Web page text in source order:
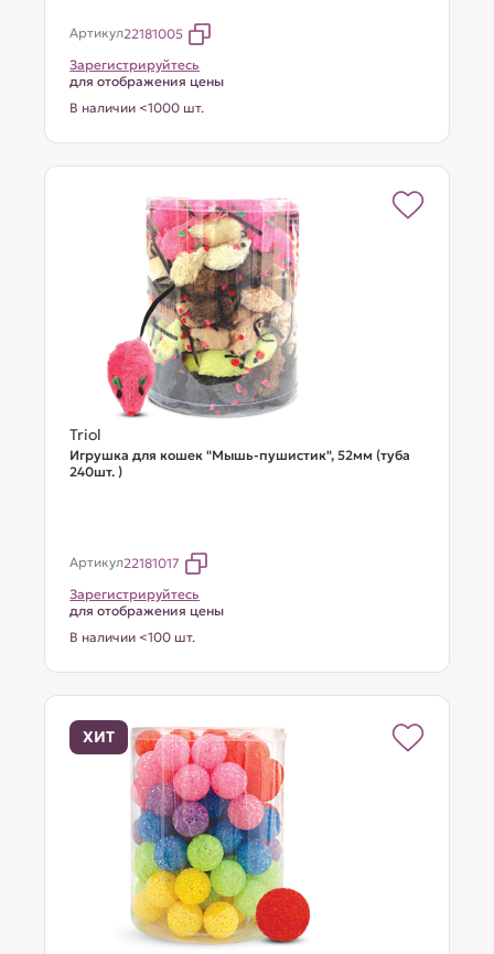
Артикул22181005
Зарегистрируйтесь
для отображения цены
В наличии <1000 шт.
Triol
Игрушка для кошек "Мышь-пушистик", 52мм (туба
240шт. )
Артикул22181017
Зарегистрируйтесь
для отображения цены
В наличии <100 шт.
ХИТ